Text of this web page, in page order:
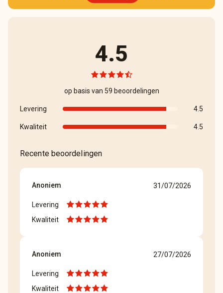
4.5
op basis van 59 beoordelingen
Levering 4.5
Kwaliteit 4.5
Recente beoordelingen
Anoniem 31/07/2026
Levering
Kwaliteit
Anoniem 27/07/2026
Levering
Kwaliteit